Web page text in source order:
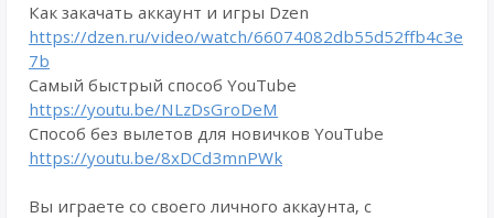
Как закачать аккаунт и игры Dzen
https://dzen.ru/video/watch/66074082db55d52ffb4c3e
7b
Самый быстрый способ YouTube
https://youtu.be/NLzDsGroDeM
Способ без вылетов для новичков YouTube
https://youtu.be/8xDCd3mnPWk
Вы играете со своего личного аккаунта, с